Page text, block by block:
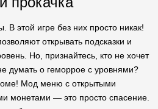
В этой игре без них просто никак!
открывать подсказки и
Но, признайтесь, кто не хочет
думать о геморрое с уровнями?
Мод меню с открытыми
монетами — это просто спасение.